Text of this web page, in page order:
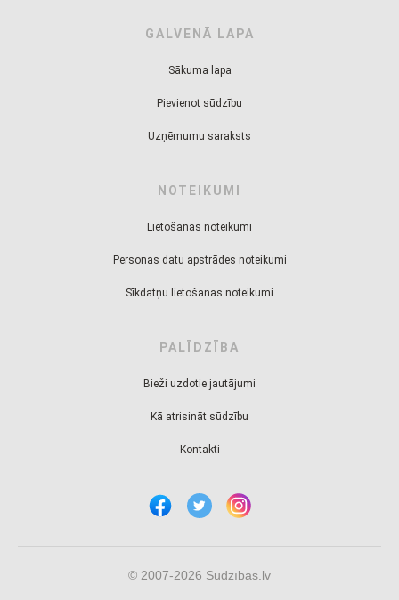
GALVENĀ LAPA
Sākuma lapa
Pievienot sūdzību
Uzņēmumu saraksts
NOTEIKUMI
Lietošanas noteikumi
Personas datu apstrādes noteikumi
Sīkdatņu lietošanas noteikumi
PALĪDZĪBA
Bieži uzdotie jautājumi
Kā atrisināt sūdzību
Kontakti
© 2007-2026 Sūdzības.lv